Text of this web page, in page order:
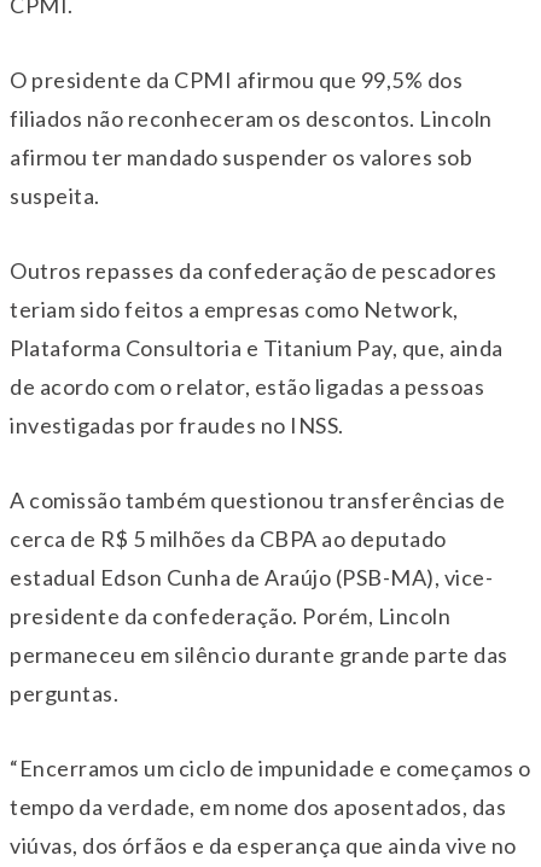
O presidente da CPMI afirmou que 99,5% dos
filiados não reconheceram os descontos. Lincoln
afirmou ter mandado suspender os valores sob
suspeita.
Outros repasses da confederação de pescadores
teriam sido feitos a empresas como Network,
Plataforma Consultoria e Titanium Pay, que, ainda
de acordo com o relator, estão ligadas a pessoas
investigadas por fraudes no INSS.
A comissão também questionou transferências de
cerca de R$ 5 milhões da CBPA ao deputado
estadual Edson Cunha de Araújo (PSB-MA), vice-
presidente da confederação. Porém, Lincoln
permaneceu em silêncio durante grande parte das
perguntas.
“Encerramos um ciclo de impunidade e começamos o
tempo da verdade, em nome dos aposentados, das
viúvas, dos órfãos e da esperança que ainda vive no